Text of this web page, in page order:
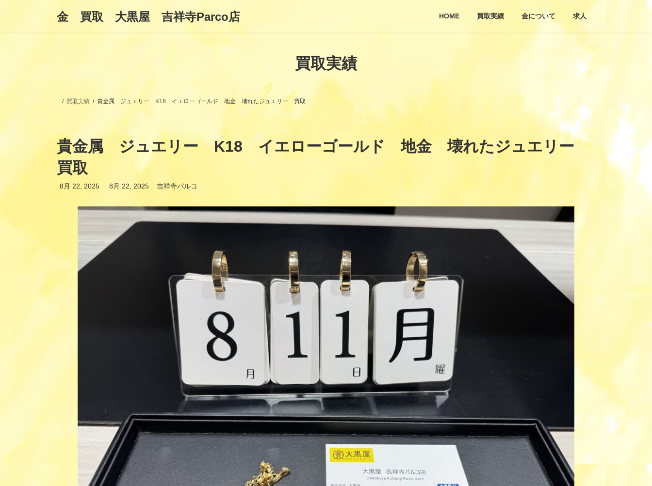
金 買取 大黒屋 吉祥寺Parco店 HOME 買取実績 金について 求人
買取実績
買取実績 貴金属 ジュエリー K18 イエローゴールド 地金 壊れたジュエリー 買取
貴金属 ジュエリー K18 イエローゴールド 地金 壊れたジュエリー
買取
8月 22, 2025
最
新
8月 22, 2025 吉祥寺パルコ